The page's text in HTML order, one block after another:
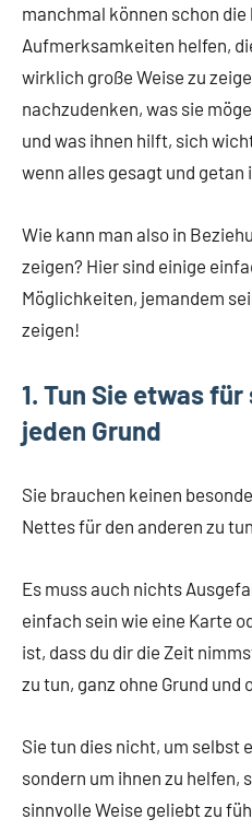
manchmal können schon
Aufmerksamkeiten helfen,
wirklich große Weise zu
nachzudenken, was sie
und was ihnen hilft, sich
wenn alles gesagt und getan
Wie kann man also in
zeigen? Hier sind einige
Möglichkeiten, jemandem
zeigen!
1. Tun Sie etwas
jeden Grund
Sie brauchen keinen
Nettes für den anderen zu
Es muss auch nichts
einfach sein wie eine Karte
ist, dass du dir die Zeit
zu tun, ganz ohne Grund
Sie tun dies nicht, um selbst
sondern um ihnen zu helfen,
sinnvolle Weise geliebt zu